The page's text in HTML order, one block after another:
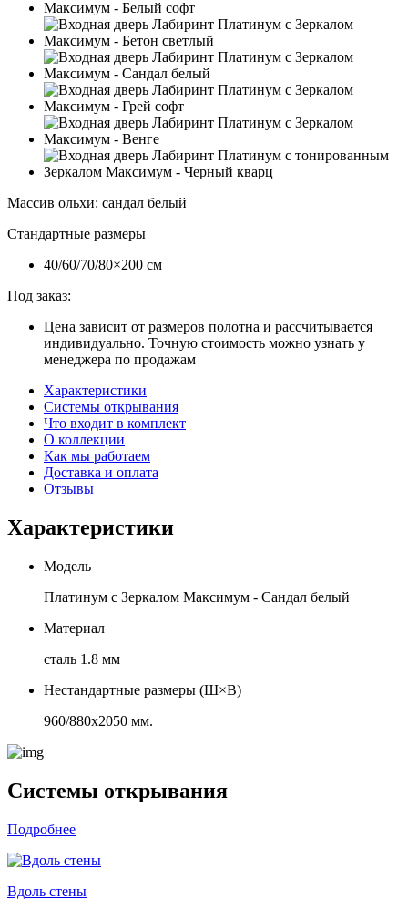
Массив ольхи: сандал белый
Стандартные размеры
40/60/70/80×200 см
Под заказ:
Цена зависит от размеров полотна и рассчитывается
индивидуально. Точную стоимость можно узнать у
менеджера по продажам
Характеристики
Системы открывания
Что входит в комплект
О коллекции
Как мы работаем
Доставка и оплата
Отзывы
Характеристики
Модель
Платинум с Зеркалом Максимум - Сандал белый
Материал
сталь 1.8 мм
Нестандартные размеры (Ш×В)
960/880х2050 мм.
Системы открывания
Подробнее
Вдоль стены